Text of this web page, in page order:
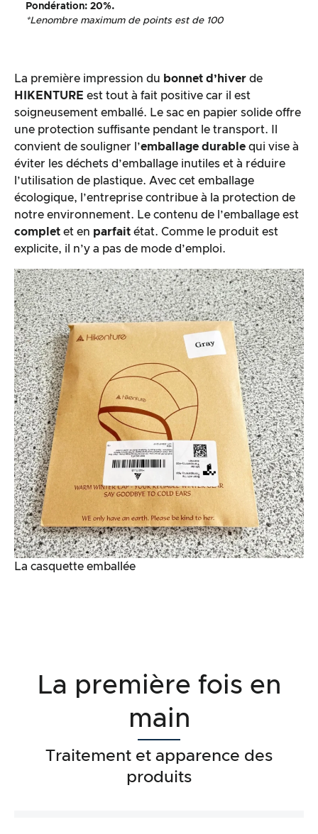
Pondération: 20%.
*Lenombre maximum de points est de 100
La première impression du bonnet d’hiver de
HIKENTURE est tout à fait positive car il est
soigneusement emballé. Le sac en papier solide offre
une protection suffisante pendant le transport. Il
convient de souligner l’emballage durable qui vise à
éviter les déchets d’emballage inutiles et à réduire
l’utilisation de plastique. Avec cet emballage
écologique, l’entreprise contribue à la protection de
notre environnement. Le contenu de l’emballage est
complet et en parfait état. Comme le produit est
explicite, il n’y a pas de mode d’emploi.
La casquette emballée
La première fois en
main
Traitement et apparence des
produits